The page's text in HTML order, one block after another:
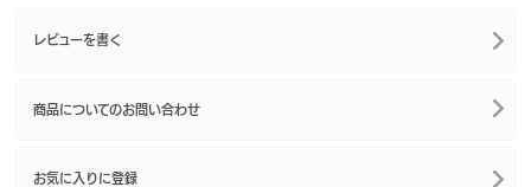
レビューを書く
商品についてのお問い合わせ
お気に入りに登録